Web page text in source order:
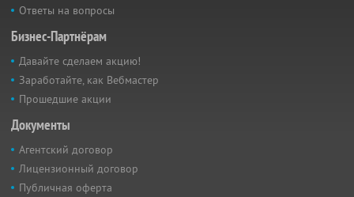
Ответы на вопросы
Бизнес-Партнёрам
Давайте сделаем акцию!
Заработайте, как Вебмастер
Прошедшие акции
Документы
Агентский договор
Лицензионный договор
Публичная оферта